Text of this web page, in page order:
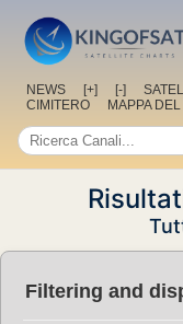
NEWS [+] [-]
CIMITERO
MAPPA
Filtering and